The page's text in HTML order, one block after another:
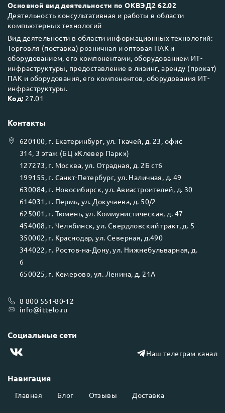
Основной вид деятельности по ОКВЭД2 62.02
Деятельность консультативная и работы в области
компьютерных технологий
Вид деятельности в области информационных технологий:
Торговля (поставка) розничная и оптовая ПАК и
оборудованием, его компонентами, оборудованием ИТ-
инфраструктуры, предоставление в лизинг, аренду (прокат)
ПАК и оборудования, его компонентов, оборудования ИТ-
инфраструктуры.
Код: 27.01
Навигация
Главная Блог Отзывы Доставка
Контакты
620100, г. Екатеринбург, ул.Ткачей, д. 23, офис
314, 3 этаж (БЦ «Клевер Парк»)
127273, г. Москва, ул. Отрадная, д. 2Б ст6
199155, г. Санкт-Петербург, ул. Наличная, д. 49
630084, г. Новосибирск, ул. Авиастроителей, д. 30
614031 , г. Пермь, ул. Докучаева, д. 50/2
625001 , г. Тюмень, ул. Коммунистическая, д. 47
454008, г. Челябинск, ул. Свердловский тракт, д. 5
350002, г. Краснодар, ул. Северная, д.490
344022, г. Ростов-на-Дону, ул. Нижнебульварная, д.
6
650025, г. Кемерово, ул. Ленина, д. 21А
8 800 551-80-12
info@ittelo.ru
Социальные сети
Наш телеграм канал